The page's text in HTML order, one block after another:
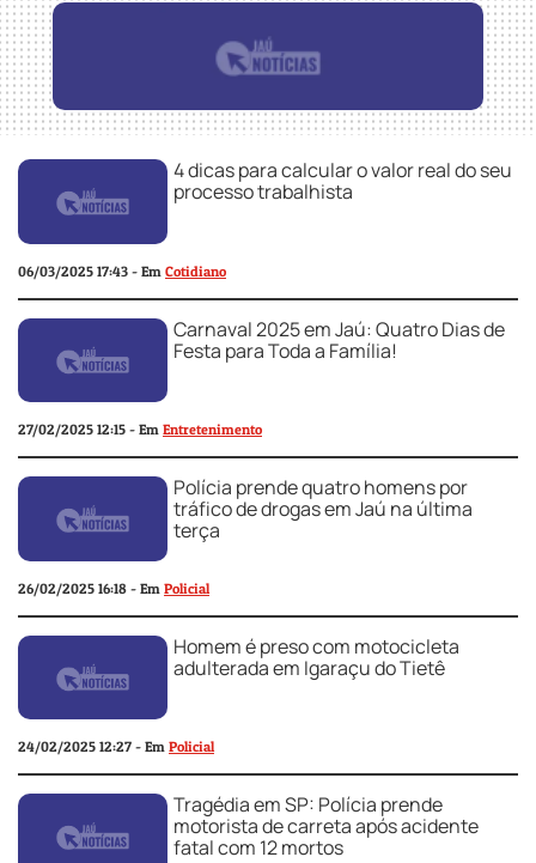
4 dicas para calcular o valor real do seu
processo trabalhista
06/03/2025 17:43 - Em Cotidiano
Carnaval 2025 em Jaú: Quatro Dias de
Festa para Toda a Família!
27/02/2025 12:15 - Em Entretenimento
Polícia prende quatro homens por
tráfico de drogas em Jaú na última
terça
26/02/2025 16:18 - Em Policial
Homem é preso com motocicleta
adulterada em Igaraçu do Tietê
24/02/2025 12:27 - Em Policial
Tragédia em SP: Polícia prende
motorista de carreta após acidente
fatal com 12 mortos